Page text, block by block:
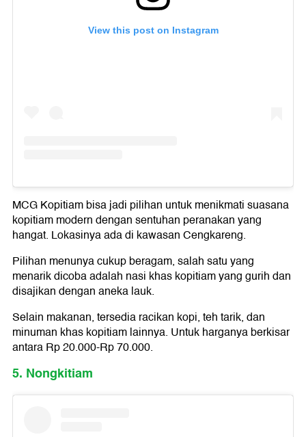
View this post on Instagram
MCG Kopitiam bisa jadi pilihan untuk menikmati suasana
kopitiam modern dengan sentuhan peranakan yang
hangat. Lokasinya ada di kawasan Cengkareng.
Pilihan menunya cukup beragam, salah satu yang
menarik dicoba adalah nasi khas kopitiam yang gurih dan
disajikan dengan aneka lauk.
Selain makanan, tersedia racikan kopi, teh tarik, dan
minuman khas kopitiam lainnya. Untuk harganya berkisar
antara Rp 20.000-Rp 70.000.
5. Nongkitiam